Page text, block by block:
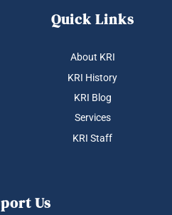
Quick Links
About KRI
KRI History
KRI Blog
Services
KRI Staff
Us